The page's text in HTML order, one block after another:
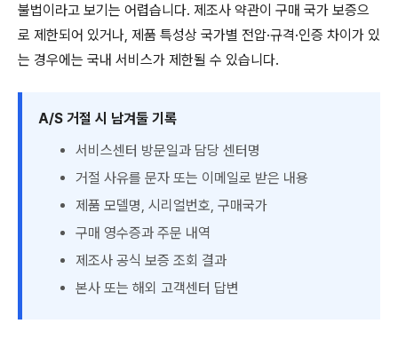
불법이라고 보기는 어렵습니다. 제조사 약관이 구매 국가 보증으
로 제한되어 있거나, 제품 특성상 국가별 전압·규격·인증 차이가 있
는 경우에는 국내 서비스가 제한될 수 있습니다.
A/S 거절 시 남겨둘 기록
서비스센터 방문일과 담당 센터명
거절 사유를 문자 또는 이메일로 받은 내용
제품 모델명, 시리얼번호, 구매국가
구매 영수증과 주문 내역
제조사 공식 보증 조회 결과
본사 또는 해외 고객센터 답변